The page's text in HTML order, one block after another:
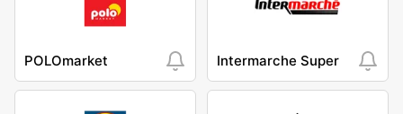
POLOmarket Intermarche Super